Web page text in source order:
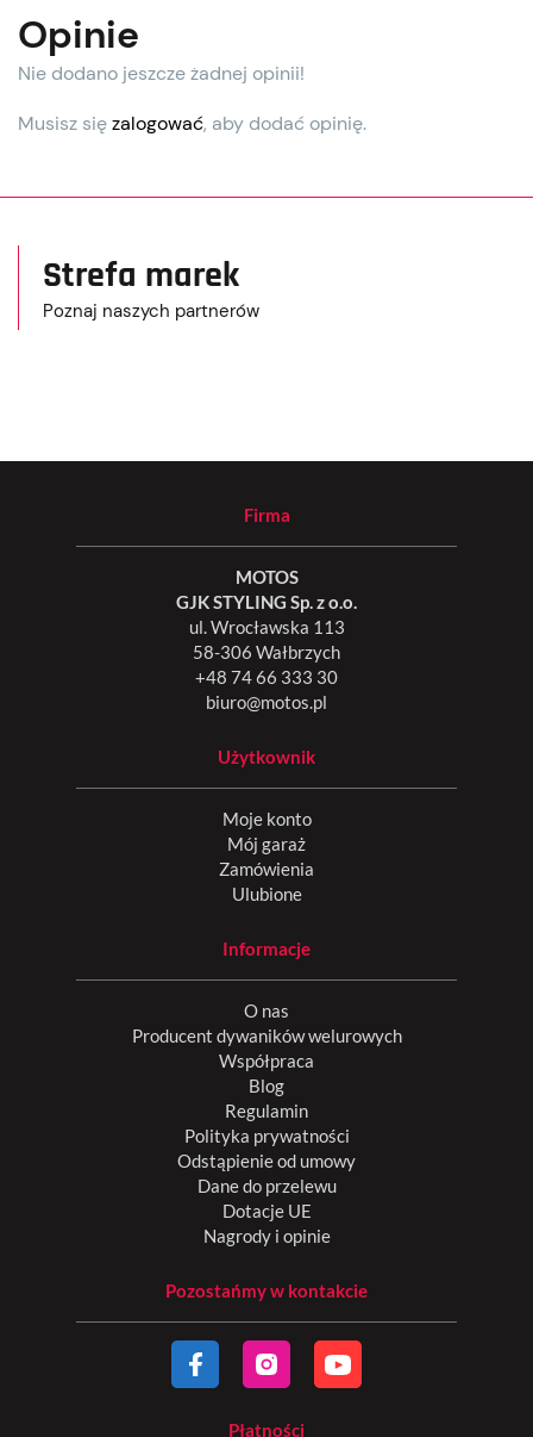
Opinie
Nie dodano jeszcze żadnej opinii!
Musisz sięzalogować, aby dodać opinię.
Strefa marek
Poznaj naszych partnerów
Firma
MOTOS
GJK STYLING Sp. z o.o.
ul. Wrocławska 113
58-306 Wałbrzych
+48 74 66 333 30
biuro@motos.pl
Użytkownik
Moje konto
Mój garaż
Zamówienia
Ulubione
Informacje
O nas
Producent dywaników welurowych
Współpraca
Blog
Regulamin
Polityka prywatności
Odstąpienie od umowy
Dane do przelewu
Dotacje UE
Nagrody i opinie
Pozostańmy w kontakcie
Płatności